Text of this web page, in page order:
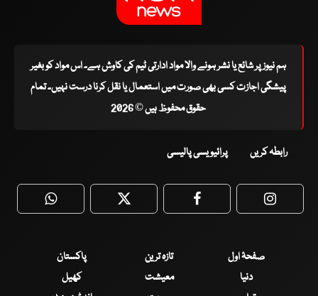
ہم نیوز پر شائع یا نشر ہونے والا مواد ادارتی ٹیم کی کاوش ہے۔ اس مواد کو بغیر
پیشگی اجازت کسی بھی صورت میں استعمال یا نقل کرنا درست نہیں۔ تمام
حقوق محفوظ ہیں © 2026
رابطہ کریں پرائیویسی پالیسی
WhatsApp Twitter Facebook
صفحۂ اول تازہ ترین
پاکستان
دنیا
معیشت
کھیل